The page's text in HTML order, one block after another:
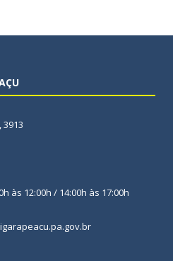
3913
às 12:00h / 14:00h às 17:00h